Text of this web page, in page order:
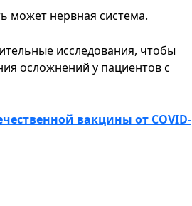
может нервная система.
исследования, чтобы
осложнений у пациентов с
вакцины от COVID-